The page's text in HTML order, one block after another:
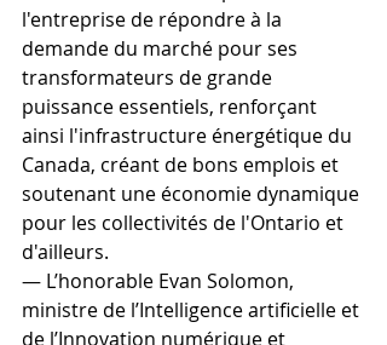
l'entreprise de répondre à la
demande du marché pour ses
transformateurs de grande
puissance essentiels, renforçant
ainsi l'infrastructure énergétique du
Canada, créant de bons emplois et
soutenant une économie dynamique
pour les collectivités de l'Ontario et
d'ailleurs.
— L’honorable Evan Solomon,
ministre de l’Intelligence artificielle et
de l’Innovation numérique et